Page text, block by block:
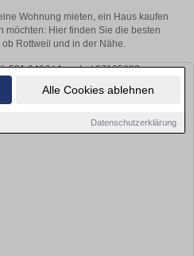
Alle Cookies ablehnen
Datenschutzerklärung
Wohnung mieten, ein Haus kaufen
möchten: Hier finden Sie die besten
Rottweil und in der Nähe.